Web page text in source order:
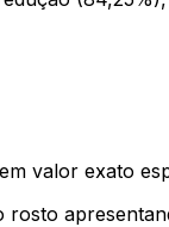
valor exato